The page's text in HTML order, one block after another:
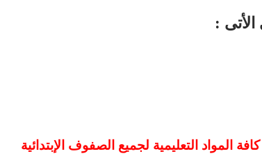
:
المواد التعليمية لجميع الصفوف الإبتدائية